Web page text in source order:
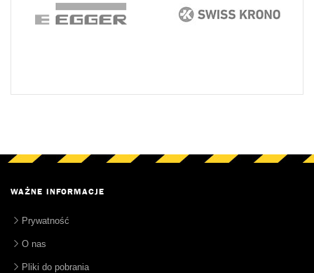
WAŻNE INFORMACJE
Prywatność
O nas
Pliki do pobrania